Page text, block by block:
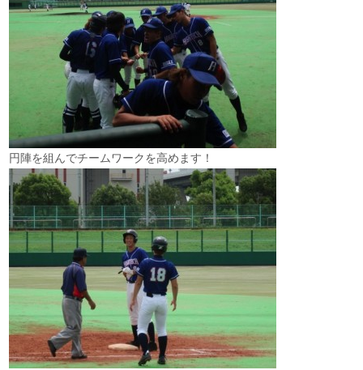
円陣を組んでチームワークを高めます！